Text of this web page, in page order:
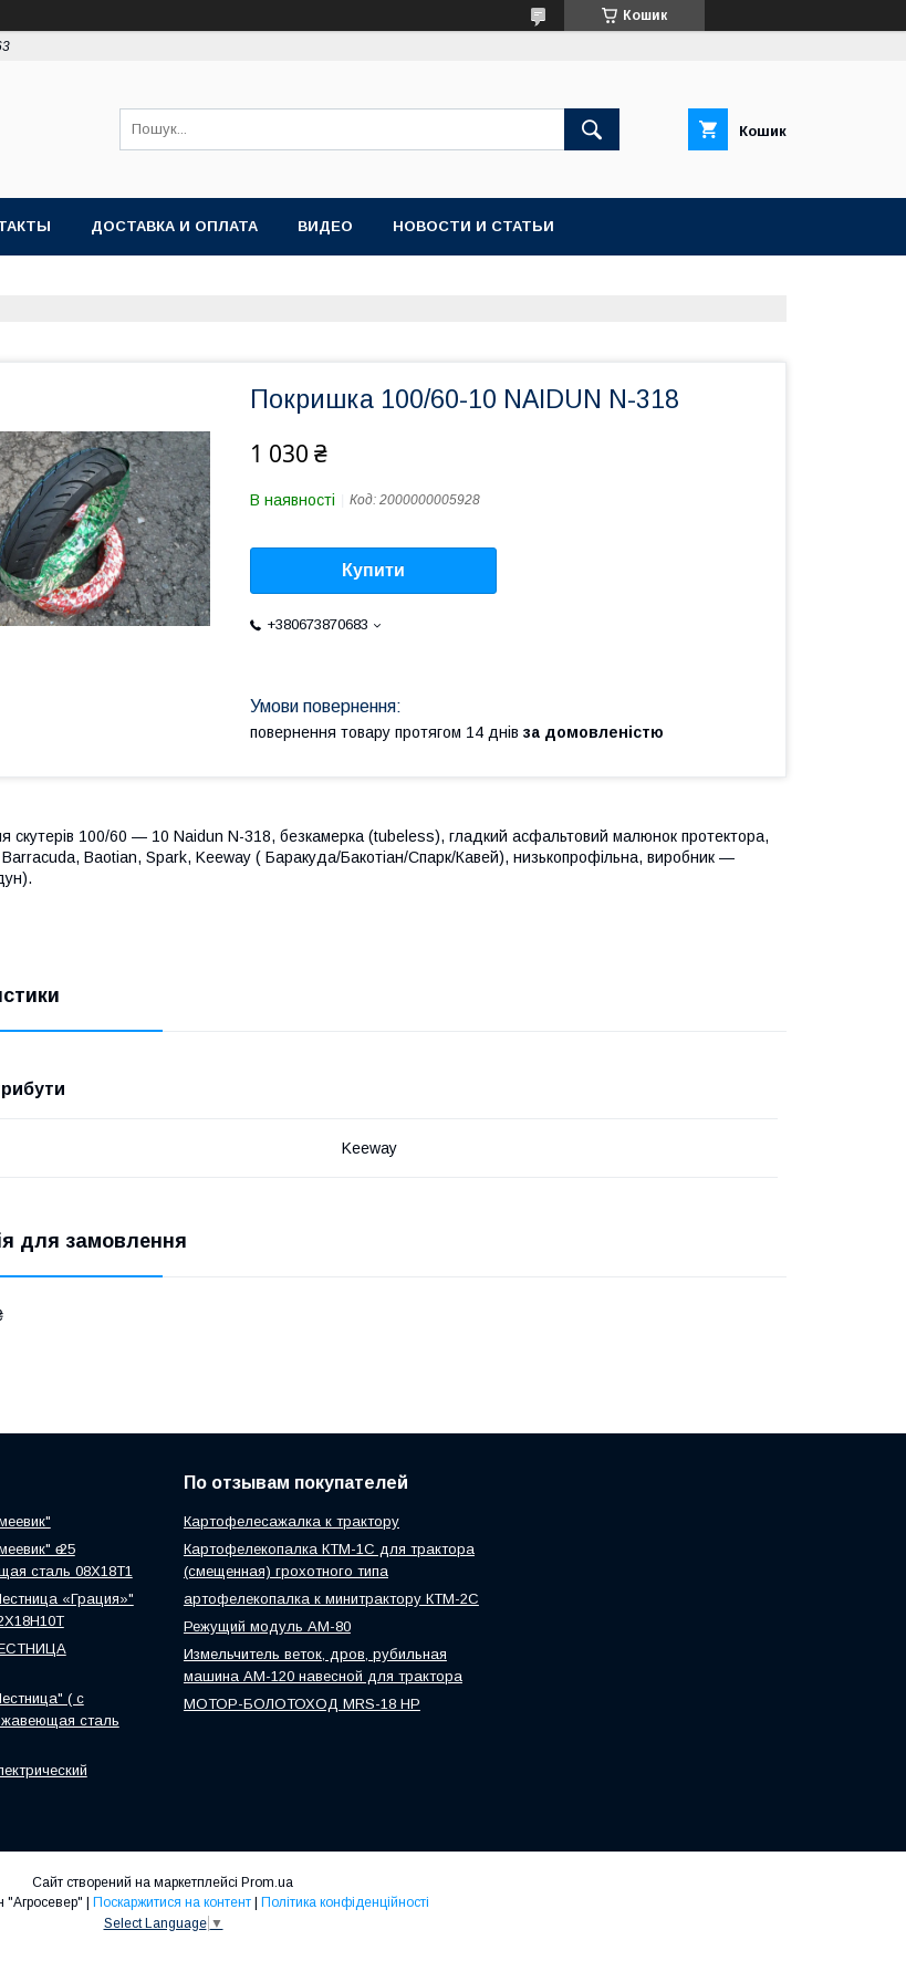
Кошик
Кошик
ДОСТАВКА И ОПЛАТА ВИДЕО НОВОСТИ И СТАТЬИ
Покришка 100/60-10 NAIDUN N-318
1 030 ₴
В наявності Код: 2000000005928
Купити
+380673870683
повернення товару протягом 14 днів за домовленістю
скутерів 100/60 — 10 Naidun N-318, безкамерка (tubeless), гладкий асфальтовий малюнок протектора,
Barracuda, Baotian, Spark, Keeway ( Баракуда/Бакотіан/Спарк/Кавей), низькопрофільна, виробник —
Keeway
для замовлення
ө 25
сталь 08Х18Т1
«Грация»"
( с
сталь
По отзывам покупателей
Картофелесажалка к трактору
Картофелекопалка КТМ-1С для трактора
(смещенная) грохотного типа
артофелекопалка к минитрактору КТМ-2С
Режущий модуль АМ-80
Измельчитель веток, дров, рубильная
машина АМ-120 навесной для трактора
МОТОР-БОЛОТОХОД MRS-18 HP
Сайт створений на маркетплейсі Prom.ua
Поскаржитися на контент
Політика конфіденційності
Select Language ▼